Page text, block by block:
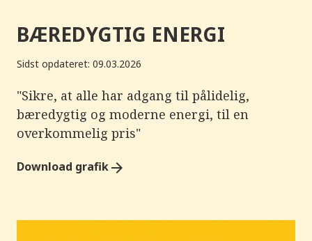
BÆREDYGTIG ENERGI
Sidst opdateret: 09.03.2026
"Sikre, at alle har adgang til pålidelig,
bæredygtig og moderne energi, til en
overkommelig pris"
Download grafikarrow_forward